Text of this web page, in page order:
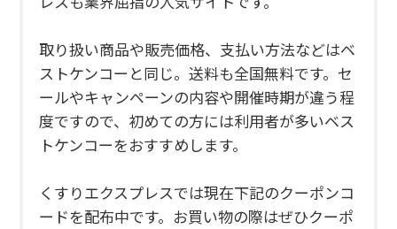
取り扱い商品や販売価格、支払い方法などはベ
ストケンコーと同じ。送料も全国無料です。セ
ールやキャンペーンの内容や開催時期が違う程
度ですので、初めての方には利用者が多いベス
トケンコーをおすすめします。
くすりエクスプレスでは現在下記のクーポンコ
ードを配布中です。お買い物の際はぜひクーポ